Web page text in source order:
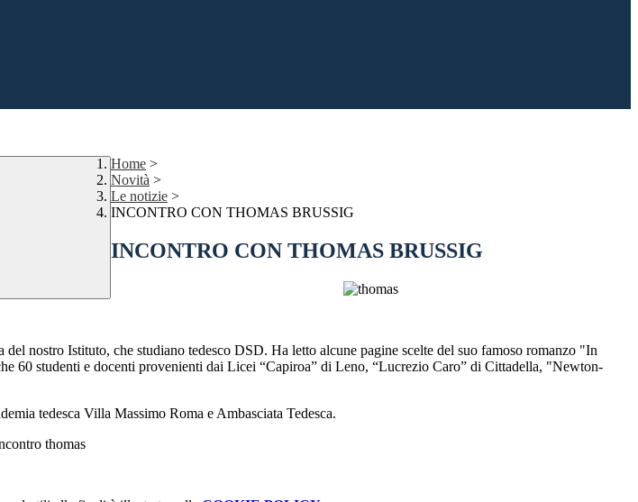
Home >
Novità >
Le notizie >
INCONTRO CON THOMAS BRUSSIG
INCONTRO CON THOMAS BRUSSIG
nostro Istituto, che studiano tedesco DSD. Ha letto alcune pagine scelte del suo famoso romanzo "In
60 studenti e docenti provenienti dai Licei “Capiroa” di Leno, “Lucrezio Caro” di Cittadella, "Newton-
tedesca Villa Massimo Roma e Ambasciata Tedesca.